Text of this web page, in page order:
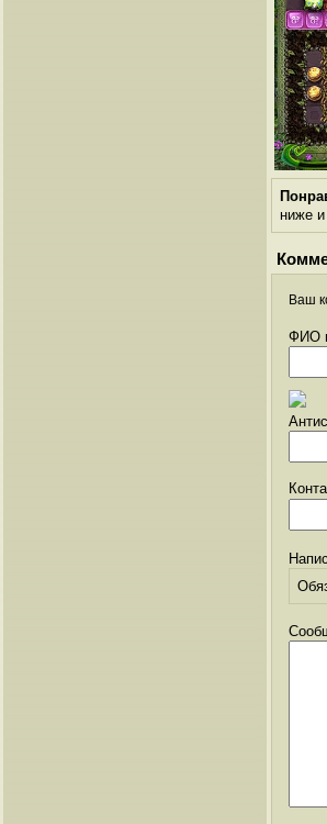
ниже и
Ваш
ФИО